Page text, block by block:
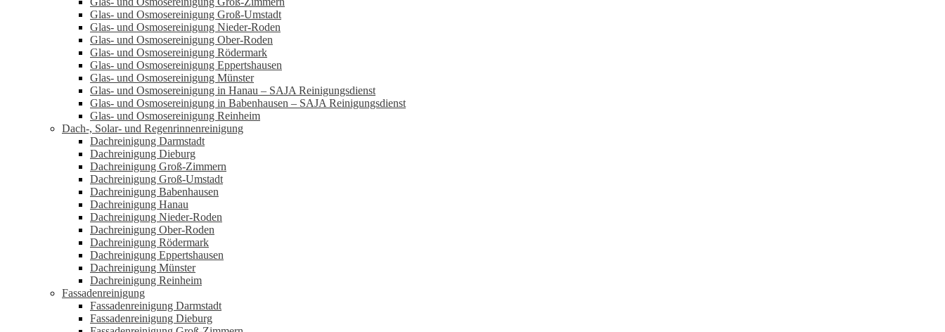
Glas- und Osmosereinigung Groß-Umstadt
Glas- und Osmosereinigung Nieder-Roden
Glas- und Osmosereinigung Ober-Roden
Glas- und Osmosereinigung Rödermark
Glas- und Osmosereinigung Eppertshausen
Glas- und Osmosereinigung Münster
Glas- und Osmosereinigung in Hanau – SAJA Reinigungsdienst
Glas- und Osmosereinigung in Babenhausen – SAJA Reinigungsdienst
Glas- und Osmosereinigung Reinheim
Dach-, Solar- und Regenrinnenreinigung
Dachreinigung Darmstadt
Dachreinigung Dieburg
Dachreinigung Groß-Zimmern
Dachreinigung Groß-Umstadt
Dachreinigung Babenhausen
Dachreinigung Hanau
Dachreinigung Nieder-Roden
Dachreinigung Ober-Roden
Dachreinigung Rödermark
Dachreinigung Eppertshausen
Dachreinigung Münster
Dachreinigung Reinheim
Fassadenreinigung
Fassadenreinigung Darmstadt
Fassadenreinigung Dieburg